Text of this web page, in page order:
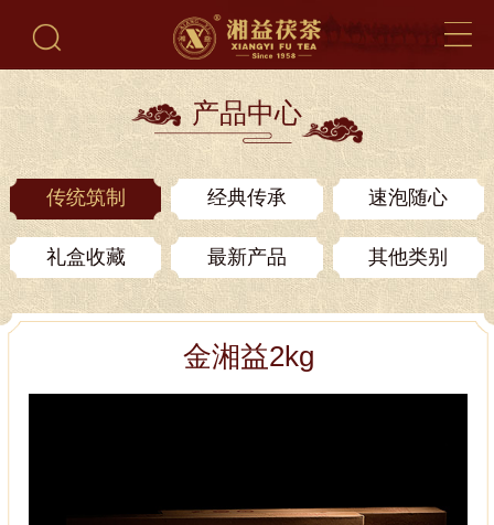
产品中心
传统筑制 经典传承 速泡随心
礼盒收藏 最新产品 其他类别
金湘益2kg